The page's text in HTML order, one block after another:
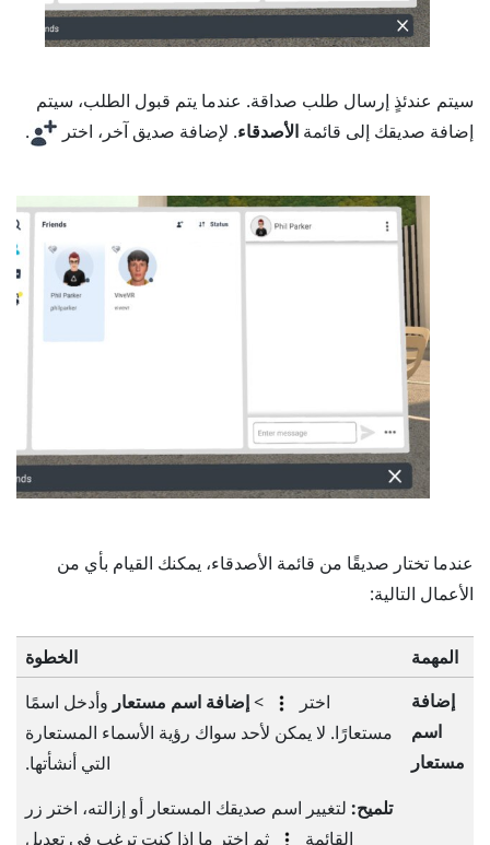
سيتم عندئذٍ إرسال طلب صداقة. عندما يتم قبول الطلب، سيتم
إضافة صديقك إلى قائمة الأصدقاء. لإضافة صديق آخر، اختر .
عندما تختار صديقًا من قائمة الأصدقاء، يمكنك القيام بأي من
الأعمال التالية:
المهمة
الخطوة
إضافة
اسم
مستعار
اختر >إضافة اسم مستعار وأدخل اسمًا
مستعارًا. لا يمكن لأحد سواك رؤية الأسماء المستعارة
التي أنشأتها.
تلميح: لتغيير اسم صديقك المستعار أو إزالته، اختر زر
القائمة
ثم اختر ما إذا كنت ترغب في تعديل